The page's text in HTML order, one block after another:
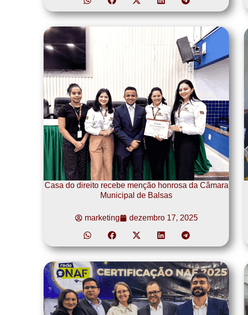
Casa do direito recebe menção honrosa da Câmara
Municipal de Balsas
marketing dezembro 17, 2025